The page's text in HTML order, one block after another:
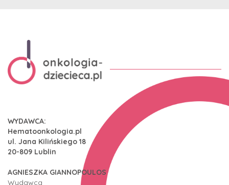
WYDAWCA:
Hematoonkologia.pl
ul. Jana Kilińskiego 18
20-809 Lublin
AGNIESZKA GIANNOPOULOS
Wydawca